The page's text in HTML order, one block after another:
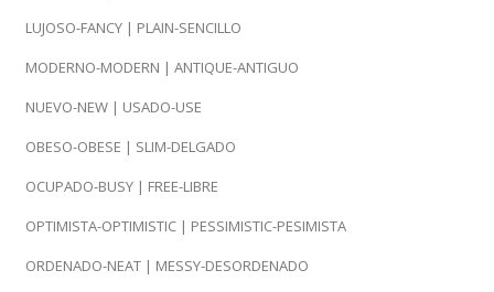
LUJOSO-FANCY | PLAIN-SENCILLO
MODERNO-MODERN | ANTIQUE-ANTIGUO
NUEVO-NEW | USADO-USE
OBESO-OBESE | SLIM-DELGADO
OCUPADO-BUSY | FREE-LIBRE
OPTIMISTA-OPTIMISTIC | PESSIMISTIC-PESIMISTA
ORDENADO-NEAT | MESSY-DESORDENADO